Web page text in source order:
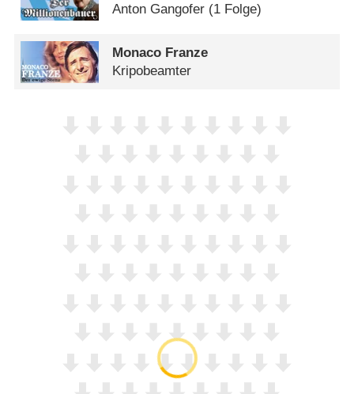
Anton Gangofer (1 Folge)
Monaco Franze
Kripobeamter